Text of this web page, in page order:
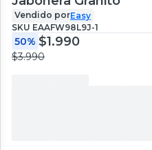
Vendido porEasy
SKU EAAFW98L9J-1
50% $1.990
$3.990